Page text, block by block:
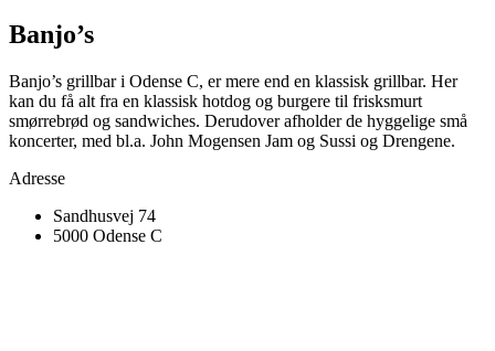
Banjo’s
Banjo’s grillbar i Odense C, er mere end en klassisk grillbar. Her
kan du få alt fra en klassisk hotdog og burgere til frisksmurt
smørrebrød og sandwiches. Derudover afholder de hyggelige små
koncerter, med bl.a. John Mogensen Jam og Sussi og Drengene.
Adresse
Sandhusvej 74
5000 Odense C